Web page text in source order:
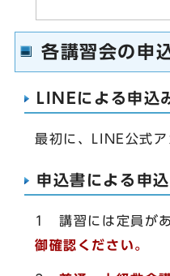
各講習会の申
LINEによる申込
最初に、LINE公式
申込書による申
1 講習には定員が
御確認ください。